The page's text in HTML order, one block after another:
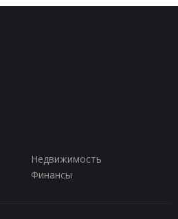
Недвижимость
Финансы